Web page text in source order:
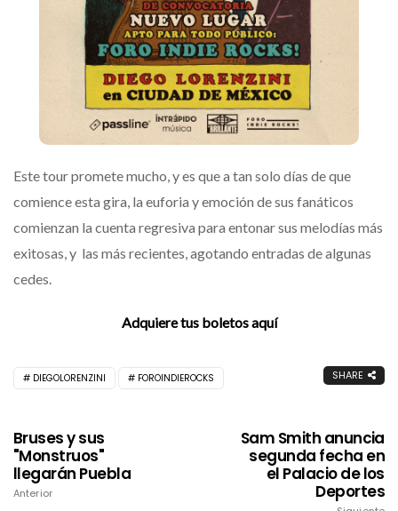
Este tour promete mucho, y es que a tan solo días de que
comience esta gira, la euforia y emoción de sus fanáticos
comienzan la cuenta regresiva para entonar sus melodías más
exitosas, y las más recientes, agotando entradas de algunas
cedes.
Adquiere tus boletos aquí
DIEGOLORENZINI FOROINDIEROCKS SHARE
Bruses y sus
"Monstruos"
llegarán Puebla
Anterior
Sam Smith anuncia
segunda fecha en
el Palacio de los
Deportes